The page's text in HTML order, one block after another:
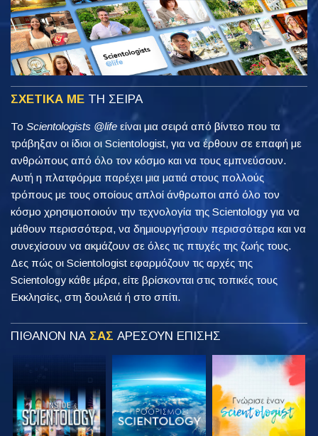
ΣΧΕΤΙΚΑ ΜΕ ΤΗ ΣΕΙΡΑ
Το Scientologists @life είναι μια σειρά από βίντεο που τα
τράβηξαν οι ίδιοι οι Scientologist, για να έρθουν σε επαφή με
ανθρώπους από όλο τον κόσμο και να τους εμπνεύσουν.
Αυτή η πλατφόρμα παρέχει μια ματιά στους πολλούς
τρόπους με τους οποίους απλοί άνθρωποι από όλο τον
κόσμο χρησιμοποιούν την τεχνολογία της Scientology για να
μάθουν περισσότερα, να δημιουργήσουν περισσότερα και να
συνεχίσουν να ακμάζουν σε όλες τις πτυχές της ζωής τους.
Δες πώς οι Scientologist εφαρμόζουν τις αρχές της
Scientology κάθε μέρα, είτε βρίσκονται στις τοπικές τους
Εκκλησίες, στη δουλειά ή στο σπίτι.
ΠΙΘΑΝΟΝ ΝΑ ΣΑΣ ΑΡΕΣΟΥΝ ΕΠΙΣΗΣ